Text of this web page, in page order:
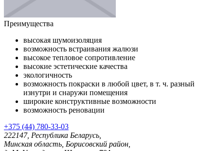
Преимущества
высокая шумоизоляция
возможность встраивания жалюзи
высокое тепловое сопротивление
высокие эстетические качества
экологичность
возможность покраски в любой цвет, в т. ч. разный
изнутри и снаружи помещения
широкие конструктивные возможности
возможность реновации
+375 (44) 780-33-03
222147, Республика Беларусь,
Минская область, Борисовский район,